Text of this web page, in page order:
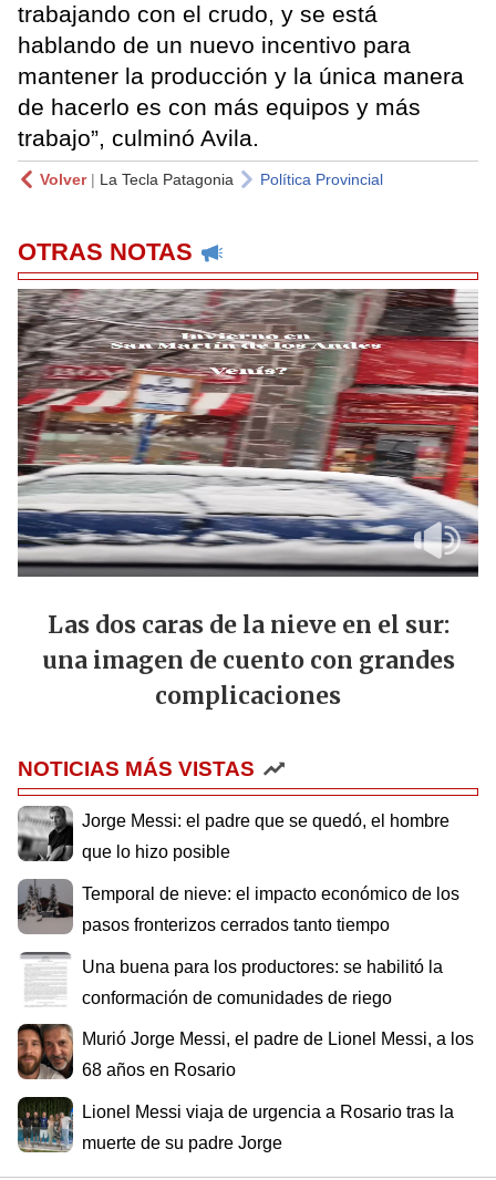
trabajando con el crudo, y se está
hablando de un nuevo incentivo para
mantener la producción y la única manera
de hacerlo es con más equipos y más
trabajo”, culminó Avila.
Volver| La Tecla Patagonia Política Provincial
OTRAS NOTAS
Las dos caras de la nieve en el sur:
una imagen de cuento con grandes
complicaciones
NOTICIAS MÁS VISTAS
Jorge Messi: el padre que se quedó, el hombre
que lo hizo posible
Temporal de nieve: el impacto económico de los
pasos fronterizos cerrados tanto tiempo
Una buena para los productores: se habilitó la
conformación de comunidades de riego
Murió Jorge Messi, el padre de Lionel Messi, a los
68 años en Rosario
Lionel Messi viaja de urgencia a Rosario tras la
muerte de su padre Jorge